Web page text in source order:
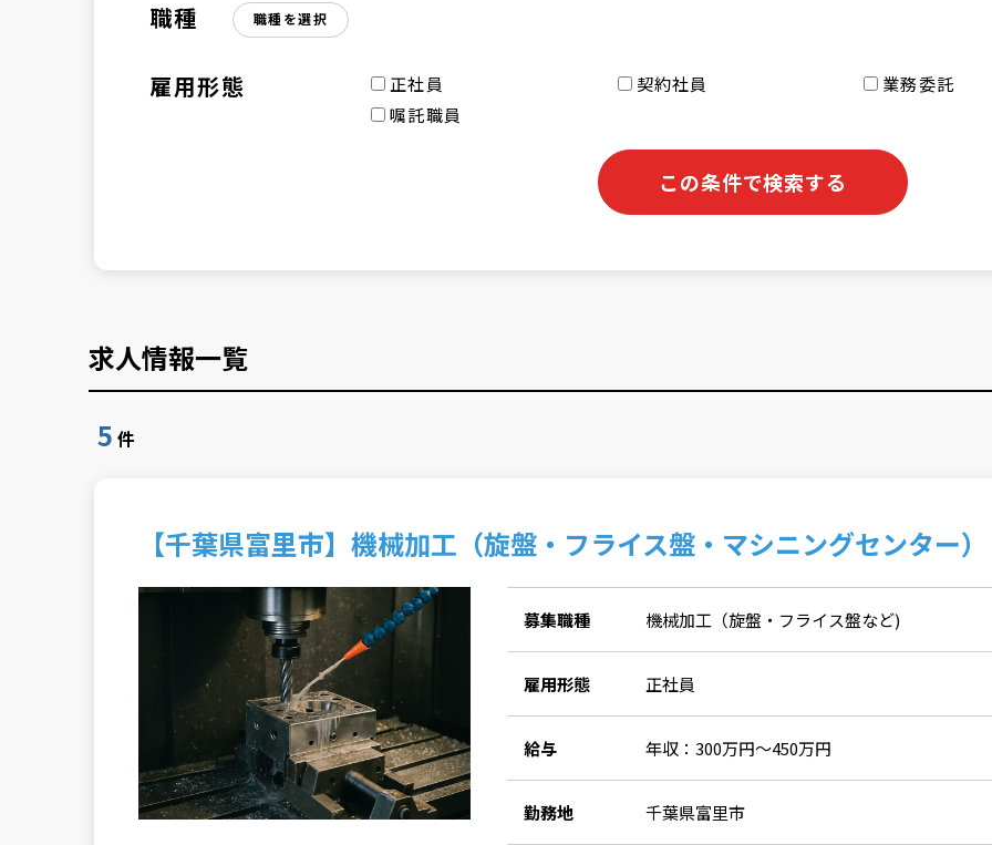
職種 職種を選択
雇用形態 正社員 契約社員
業務委託
嘱託職員
求人情報一覧
5 件
【千葉県富里市】機械加工（旋盤・フライス盤・マシニングセンター
募集職種 機械加工（旋盤・フライス盤など)
雇用形態 正社員
給与 年収：300万円～450万円
勤務地 千葉県富里市